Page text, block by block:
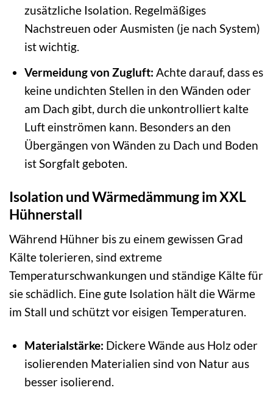
zusätzliche Isolation. Regelmäßiges
Nachstreuen oder Ausmisten (je nach System)
ist wichtig.
Vermeidung von Zugluft: Achte darauf, dass es
keine undichten Stellen in den Wänden oder
am Dach gibt, durch die unkontrolliert kalte
Luft einströmen kann. Besonders an den
Übergängen von Wänden zu Dach und Boden
ist Sorgfalt geboten.
Isolation und Wärmedämmung im XXL
Hühnerstall
Während Hühner bis zu einem gewissen Grad
Kälte tolerieren, sind extreme
Temperaturschwankungen und ständige Kälte für
sie schädlich. Eine gute Isolation hält die Wärme
im Stall und schützt vor eisigen Temperaturen.
Materialstärke: Dickere Wände aus Holz oder
isolierenden Materialien sind von Natur aus
besser isolierend.